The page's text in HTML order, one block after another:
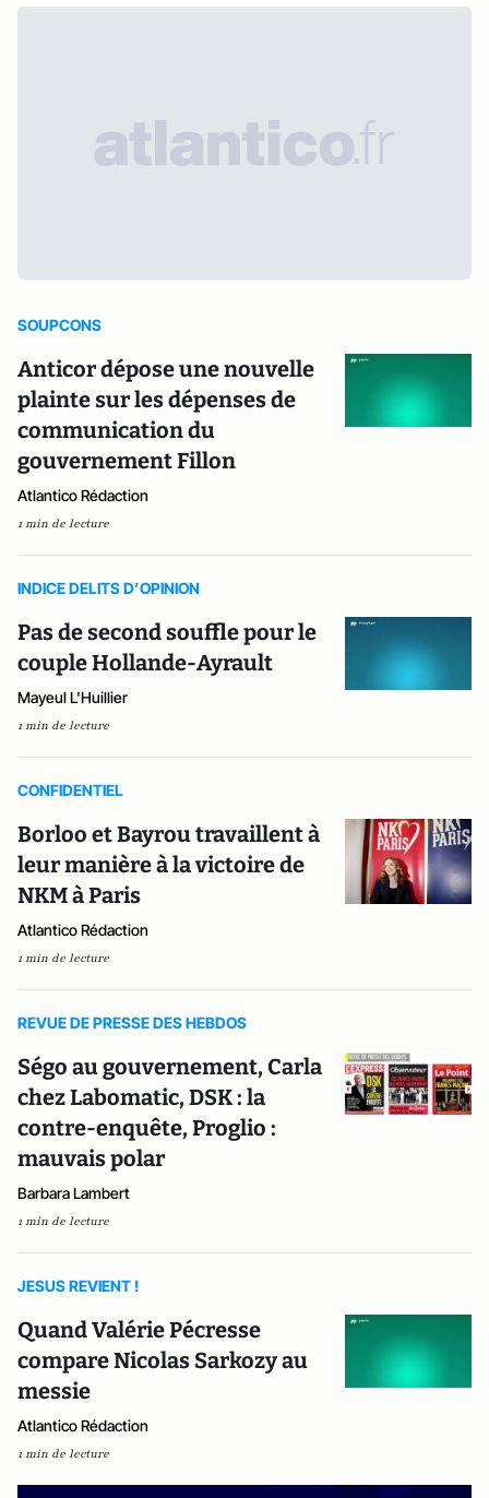
SOUPCONS
Anticor dépose une nouvelle
plainte sur les dépenses de
communication du
gouvernement Fillon
Atlantico Rédaction
1 min de lecture
INDICE DELITS D’OPINION
Pas de second souffle pour le
couple Hollande-Ayrault
Mayeul L'Huillier
1 min de lecture
CONFIDENTIEL
Borloo et Bayrou travaillent à
leur manière à la victoire de
NKM à Paris
Atlantico Rédaction
1 min de lecture
REVUE DE PRESSE DES HEBDOS
Ségo au gouvernement, Carla
chez Labomatic, DSK : la
contre-enquête, Proglio :
mauvais polar
Barbara Lambert
1 min de lecture
JESUS REVIENT !
Quand Valérie Pécresse
compare Nicolas Sarkozy au
messie
Atlantico Rédaction
1 min de lecture